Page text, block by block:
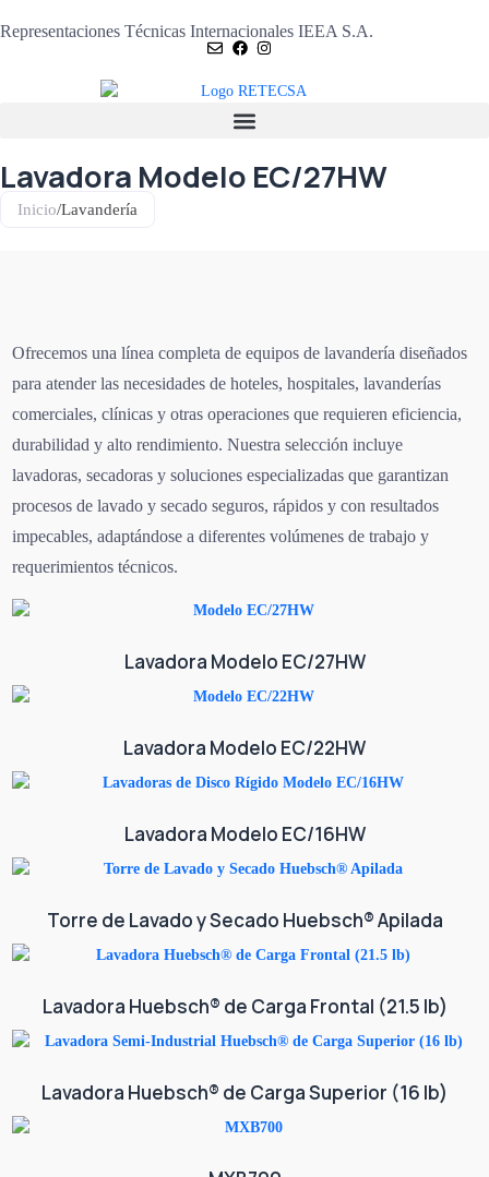
Representaciones Técnicas Internacionales IEEA S.A.
Lavadora Modelo EC/27HW
Inicio/Lavandería
Ofrecemos una línea completa de equipos de lavandería diseñados
para atender las necesidades de hoteles, hospitales, lavanderías
comerciales, clínicas y otras operaciones que requieren eficiencia,
durabilidad y alto rendimiento. Nuestra selección incluye
lavadoras, secadoras y soluciones especializadas que garantizan
procesos de lavado y secado seguros, rápidos y con resultados
impecables, adaptándose a diferentes volúmenes de trabajo y
requerimientos técnicos.
Lavadora Modelo EC/27HW
Lavadora Modelo EC/22HW
Lavadora Modelo EC/16HW
Torre de Lavado y Secado Huebsch® Apilada
Lavadora Huebsch® de Carga Frontal (21.5 lb)
Lavadora Huebsch® de Carga Superior (16 lb)